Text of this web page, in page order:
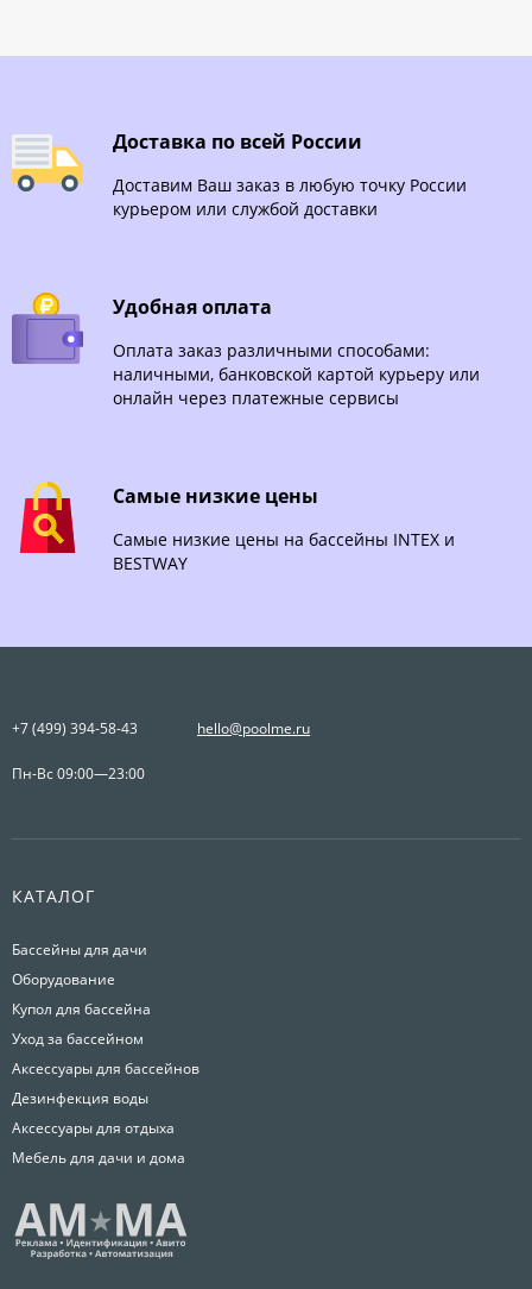
Доставка по всей России
Доставим Ваш заказ в любую точку России
курьером или службой доставки
Удобная оплата
Оплата заказ различными способами:
наличными, банковской картой курьеру или
онлайн через платежные сервисы
Самые низкие цены
Самые низкие цены на бассейны INTEX и
BESTWAY
+7 (499) 394-58-43 hello@poolme.ru
Пн-Вс 09:00—23:00
КАТАЛОГ
Бассейны для дачи
Оборудование
Купол для бассейна
Уход за бассейном
Аксессуары для бассейнов
Дезинфекция воды
Аксессуары для отдыха
Мебель для дачи и дома